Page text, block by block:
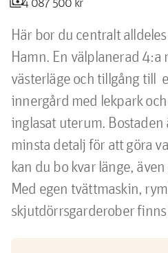
Här bor du centralt
Hamn. En välplanerad 4:a
västerläge och tillgång till
innergård med lekpark
inglasat uterum.
minsta detalj för att göra
kan du bo kvar länge,
Med egen tvättmaskin,
skjutdörrsgarderober